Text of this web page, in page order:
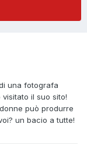
una fotografa
il suo sito!
può produrre
un bacio a tutte!